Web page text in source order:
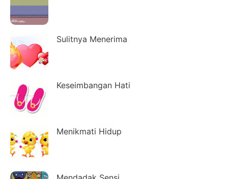
Sulitnya Menerima
Keseimbangan Hati
Menikmati Hidup